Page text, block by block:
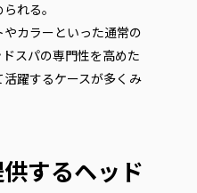
れる。
カラーといった通常の
スパの専門性を高めた
躍するケースが多くみ
するヘッド